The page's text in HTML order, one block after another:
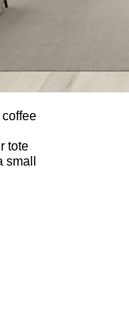
tote
small